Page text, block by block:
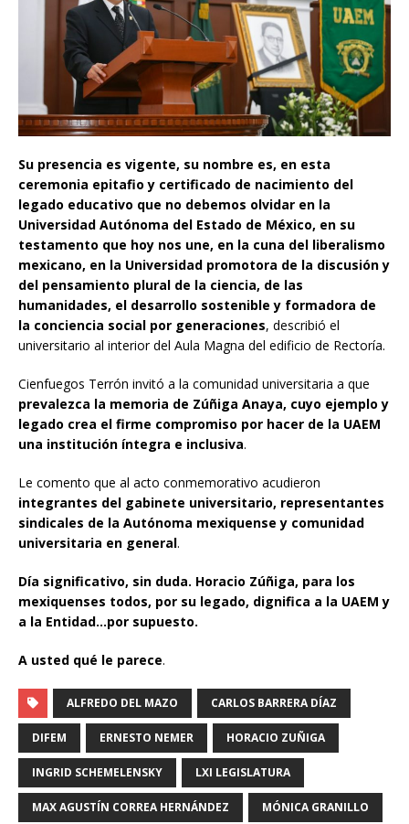
Su presencia es vigente, su nombre es, en esta
ceremonia epitafio y certificado de nacimiento del
legado educativo que no debemos olvidar en la
Universidad Autónoma del Estado de México, en su
testamento que hoy nos une, en la cuna del liberalismo
mexicano, en la Universidad promotora de la discusión y
del pensamiento plural de la ciencia, de las
humanidades, el desarrollo sostenible y formadora de
la conciencia social por generaciones, describió el
universitario al interior del Aula Magna del edificio de Rectoría.
Cienfuegos Terrón invitó a la comunidad universitaria a que
prevalezca la memoria de Zúñiga Anaya, cuyo ejemplo y
legado crea el firme compromiso por hacer de la UAEM
una institución íntegra e inclusiva.
Le comento que al acto conmemorativo acudieron
integrantes del gabinete universitario, representantes
sindicales de la Autónoma mexiquense y comunidad
universitaria en general.
Día significativo, sin duda. Horacio Zúñiga, para los
mexiquenses todos, por su legado, dignifica a la UAEM y
a la Entidad…por supuesto.
A usted qué le parece.
ALFREDO DEL MAZO CARLOS BARRERA DÍAZ
DIFEM ERNESTO NEMER HORACIO ZUÑIGA
INGRID SCHEMELENSKY LXI LEGISLATURA
MAX AGUSTÍN CORREA HERNÁNDEZ MÓNICA GRANILLO